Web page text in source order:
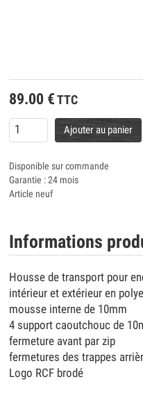
89.00 € TTC
Ajouter au panier
Disponible sur commande
Garantie : 24 mois
Article neuf
Informations
Housse de transport pour
intérieur et extérieur en
mousse interne de 10mm
4 support caoutchouc de
fermeture avant par zip
fermetures des trappes
Logo RCF brodé